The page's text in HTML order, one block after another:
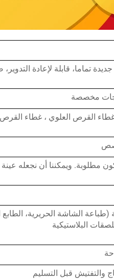
الخام المستخدمة مع 100% جديدة تماما، قابلة
القرص العلوي ، غطاء القرص
مطلوبة. ويمكننا أن نجعله عينة
الشاشة الحريرية، الطابع
البلاستيكية
والتفتيش قبل التسليم